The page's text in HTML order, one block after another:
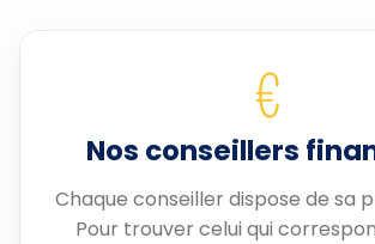
€
Nos conseillers
Chaque conseiller dispose de sa
Pour trouver celui qui